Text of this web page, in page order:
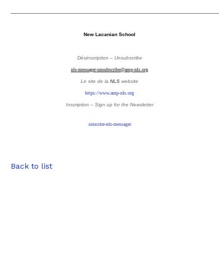
New Lacanian School
Désinscription – Unsubscribe
nls-messager-unsubscribe@amp-nls.org
Le site de la NLS website
https://www.amp-nls.org
Inscription – Sign up for the Newsletter
sinscrire-nls-messager
Back to list